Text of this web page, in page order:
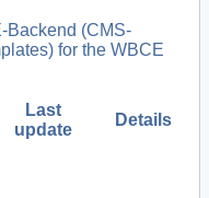
Backend (CMS-
for the WBCE
Last
update
Details